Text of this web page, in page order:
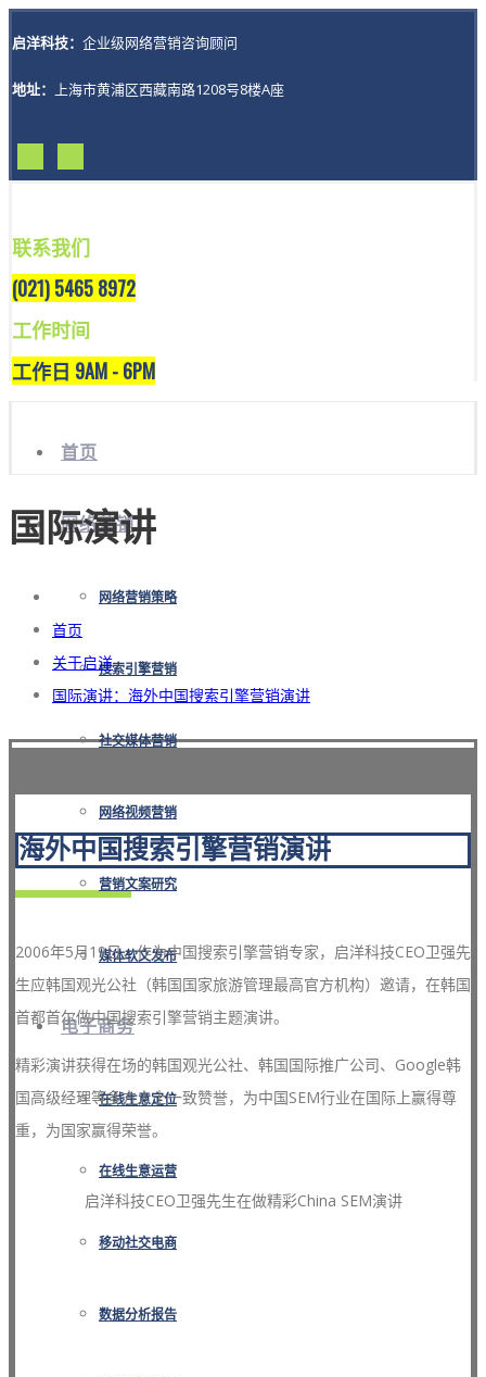
启洋科技： 企业级网络营销咨询顾问
地址： 上海市黄浦区西藏南路1208号8楼A座
联系我们
(021) 5465 8972
工作时间
工作日 9AM - 6PM
首页
网络营销
网络营销策略
搜索引擎营销
社交媒体营销
网络视频营销
营销文案研究
媒体软文发布
电子商务
在线生意定位
在线生意运营
移动社交电商
数据分析报告
国际演讲
首页
关于启洋
国际演讲：海外中国搜索引擎营销演讲
海外中国搜索引擎营销演讲
2006年5月19日，作为中国搜索引擎营销专家，启洋科技CEO卫强先
生应韩国观光公社（韩国国家旅游管理最高官方机构）邀请，在韩国
首都首尔做中国搜索引擎营销主题演讲。
精彩演讲获得在场的韩国观光公社、韩国国际推广公司、Google韩
国高级经理等多方人士一致赞誉，为中国SEM行业在国际上赢得尊
重，为国家赢得荣誉。
启洋科技CEO卫强先生在做精彩China SEM演讲